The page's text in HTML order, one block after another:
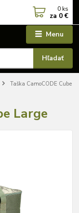
Menu
Hľadať
0 ks
za 0 €
Taška CamoCODE Cube
Large